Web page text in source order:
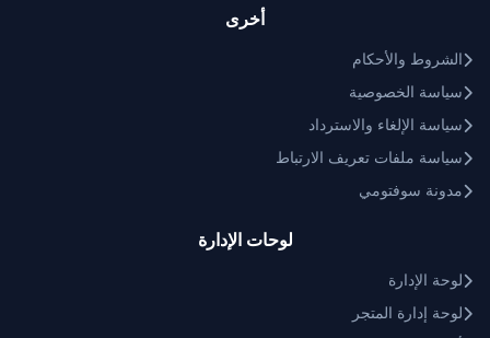
أخرى
الشروط والأحكام
سياسة الخصوصية
سياسة الإلغاء والاسترداد
سياسة ملفات تعريف الارتباط
مدونة سوفتومي
لوحات الإدارة
لوحة الإدارة
لوحة إدارة المتجر